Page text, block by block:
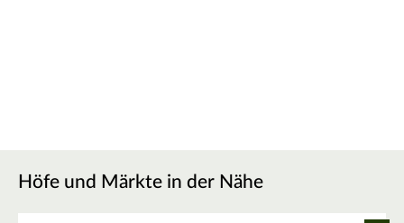
Höfe und Märkte in der Nähe